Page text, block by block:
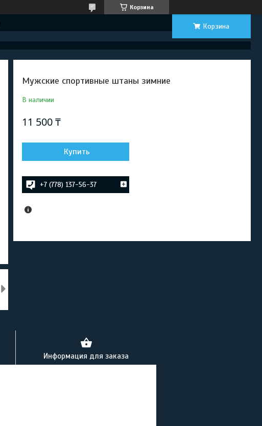
Корзина
Корзина
Мужские спортивные штаны зимние
В наличии
11 500 ₸
Купить
+7 (778) 137-56-37
Информация для заказа